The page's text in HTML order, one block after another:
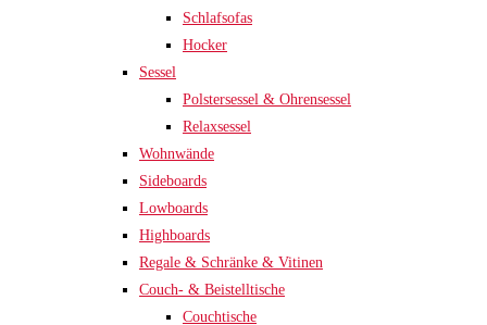
Schlafsofas
Hocker
Sessel
Polstersessel & Ohrensessel
Relaxsessel
Wohnwände
Sideboards
Lowboards
Highboards
Regale & Schränke & Vitinen
Couch- & Beistelltische
Couchtische